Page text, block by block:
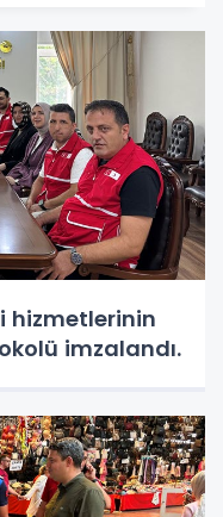
hizmetlerinin
imzalandı.